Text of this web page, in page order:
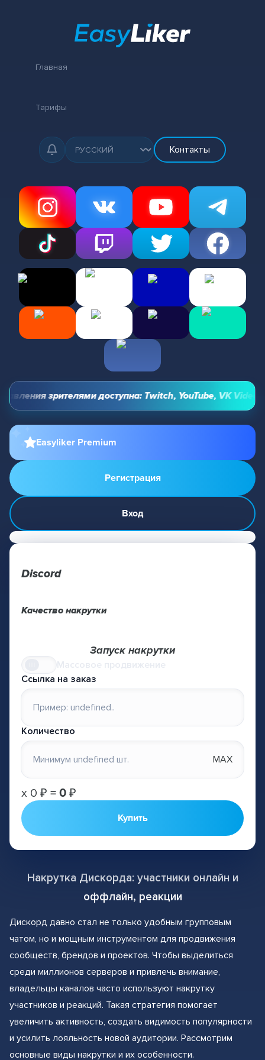
Главная
Тарифы
Контакты
зрителями доступна: Twitch, YouTube, VK Video
Easyliker Premium
Регистрация
Вход
Discord
Качество накрутки
Запуск накрутки
Ссылка на заказ
Количество
MAX
х 0 ₽ = 0 ₽
Купить
Накрутка Дискорда: участники онлайн и
оффлайн, реакции
Дискорд давно стал не только удобным групповым
чатом, но и мощным инструментом для продвижения
сообществ, брендов и проектов. Чтобы выделиться
среди миллионов серверов и привлечь внимание,
владельцы каналов часто используют накрутку
участников и реакций. Такая стратегия помогает
увеличить активность, создать видимость популярности
и усилить лояльность новой аудитории. Рассмотрим
основные виды накрутки и их особенности.